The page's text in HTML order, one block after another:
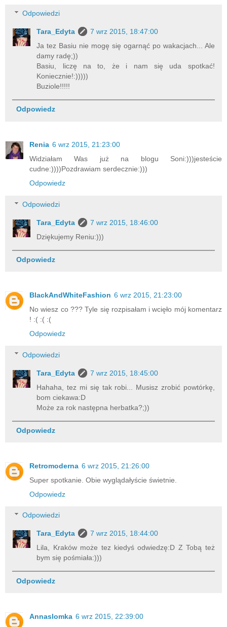
Odpowiedzi
Tara_Edyta
7 wrz 2015, 18:47:00
Ja tez Basiu nie mogę się ogarnąć po wakacjach... Ale
damy radę;))
Basiu, liczę na to, że i nam się uda spotkać!
Koniecznie!:)))))
Buziole!!!!!
Odpowiedz
Renia 6 wrz 2015, 21:23:00
Widziałam Was już na blogu Soni:)))jesteście
cudne:))))Pozdrawiam serdecznie:)))
Odpowiedz
Odpowiedzi
Tara_Edyta
7 wrz 2015, 18:46:00
Dziękujemy Reniu:)))
Odpowiedz
BlackAndWhiteFashion 6 wrz 2015, 21:23:00
No wiesz co ??? Tyle się rozpisałam i wcięło mój komentarz
! :( :( :(
Odpowiedz
Odpowiedzi
Tara_Edyta
7 wrz 2015, 18:45:00
Hahaha, tez mi się tak robi... Musisz zrobić powtórkę,
bom ciekawa:D
Może za rok następna herbatka?;))
Odpowiedz
Retromoderna 6 wrz 2015, 21:26:00
Super spotkanie. Obie wyglądałyście świetnie.
Odpowiedz
Odpowiedzi
Tara_Edyta
7 wrz 2015, 18:44:00
Lila, Kraków może tez kiedyś odwiedzę:D Z Tobą też
bym się pośmiała:)))
Odpowiedz
Annaslomka 6 wrz 2015, 22:39:00